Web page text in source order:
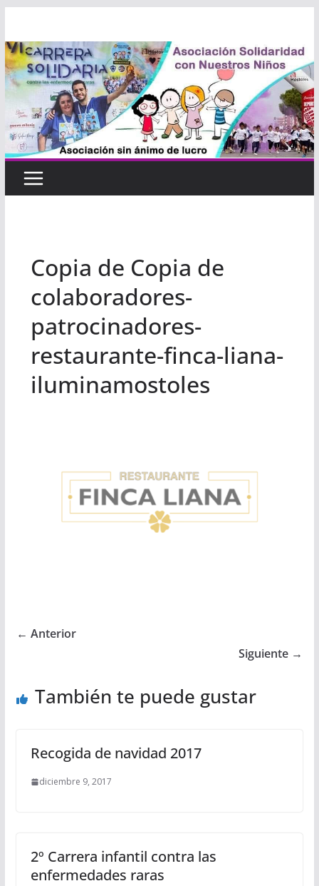
contenido
Copia de Copia de
colaboradores-
patrocinadores-
restaurante-finca-liana-
iluminamostoles
← Anterior
Siguiente →
También te puede gustar
Recogida de navidad 2017
diciembre 9, 2017
2º Carrera infantil contra las
enfermedades raras